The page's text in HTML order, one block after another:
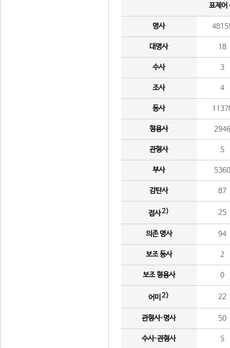
표제어
명사
대명사 18
수사 3
조사 4
동사
형용사 2946
관형사 5
부사 5360
감탄사 87
접사2) 25
의존 명사 94
보조 동사 2
보조 형용사 0
어미 2) 22
관형사·명사 50
수사·관형사 5